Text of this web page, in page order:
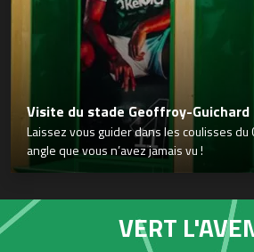
Visite du stade Geoffroy-Guichard
Laissez vous guider dans les coulisses du
angle que vous n’avez jamais vu !
VERT